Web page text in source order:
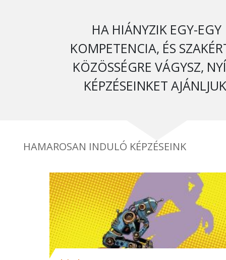
HA HIÁNYZIK EGY-EGY
KOMPETENCIA, ÉS
KÖZÖSSÉGRE VÁGYSZ,
KÉPZÉSEINKET
HAMAROSAN INDULÓ KÉPZÉSEINK